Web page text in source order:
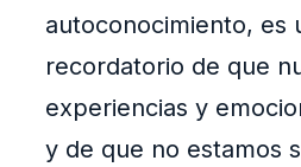
autoconocimiento, es
recordatorio de que
experiencias y
y de que no estamos